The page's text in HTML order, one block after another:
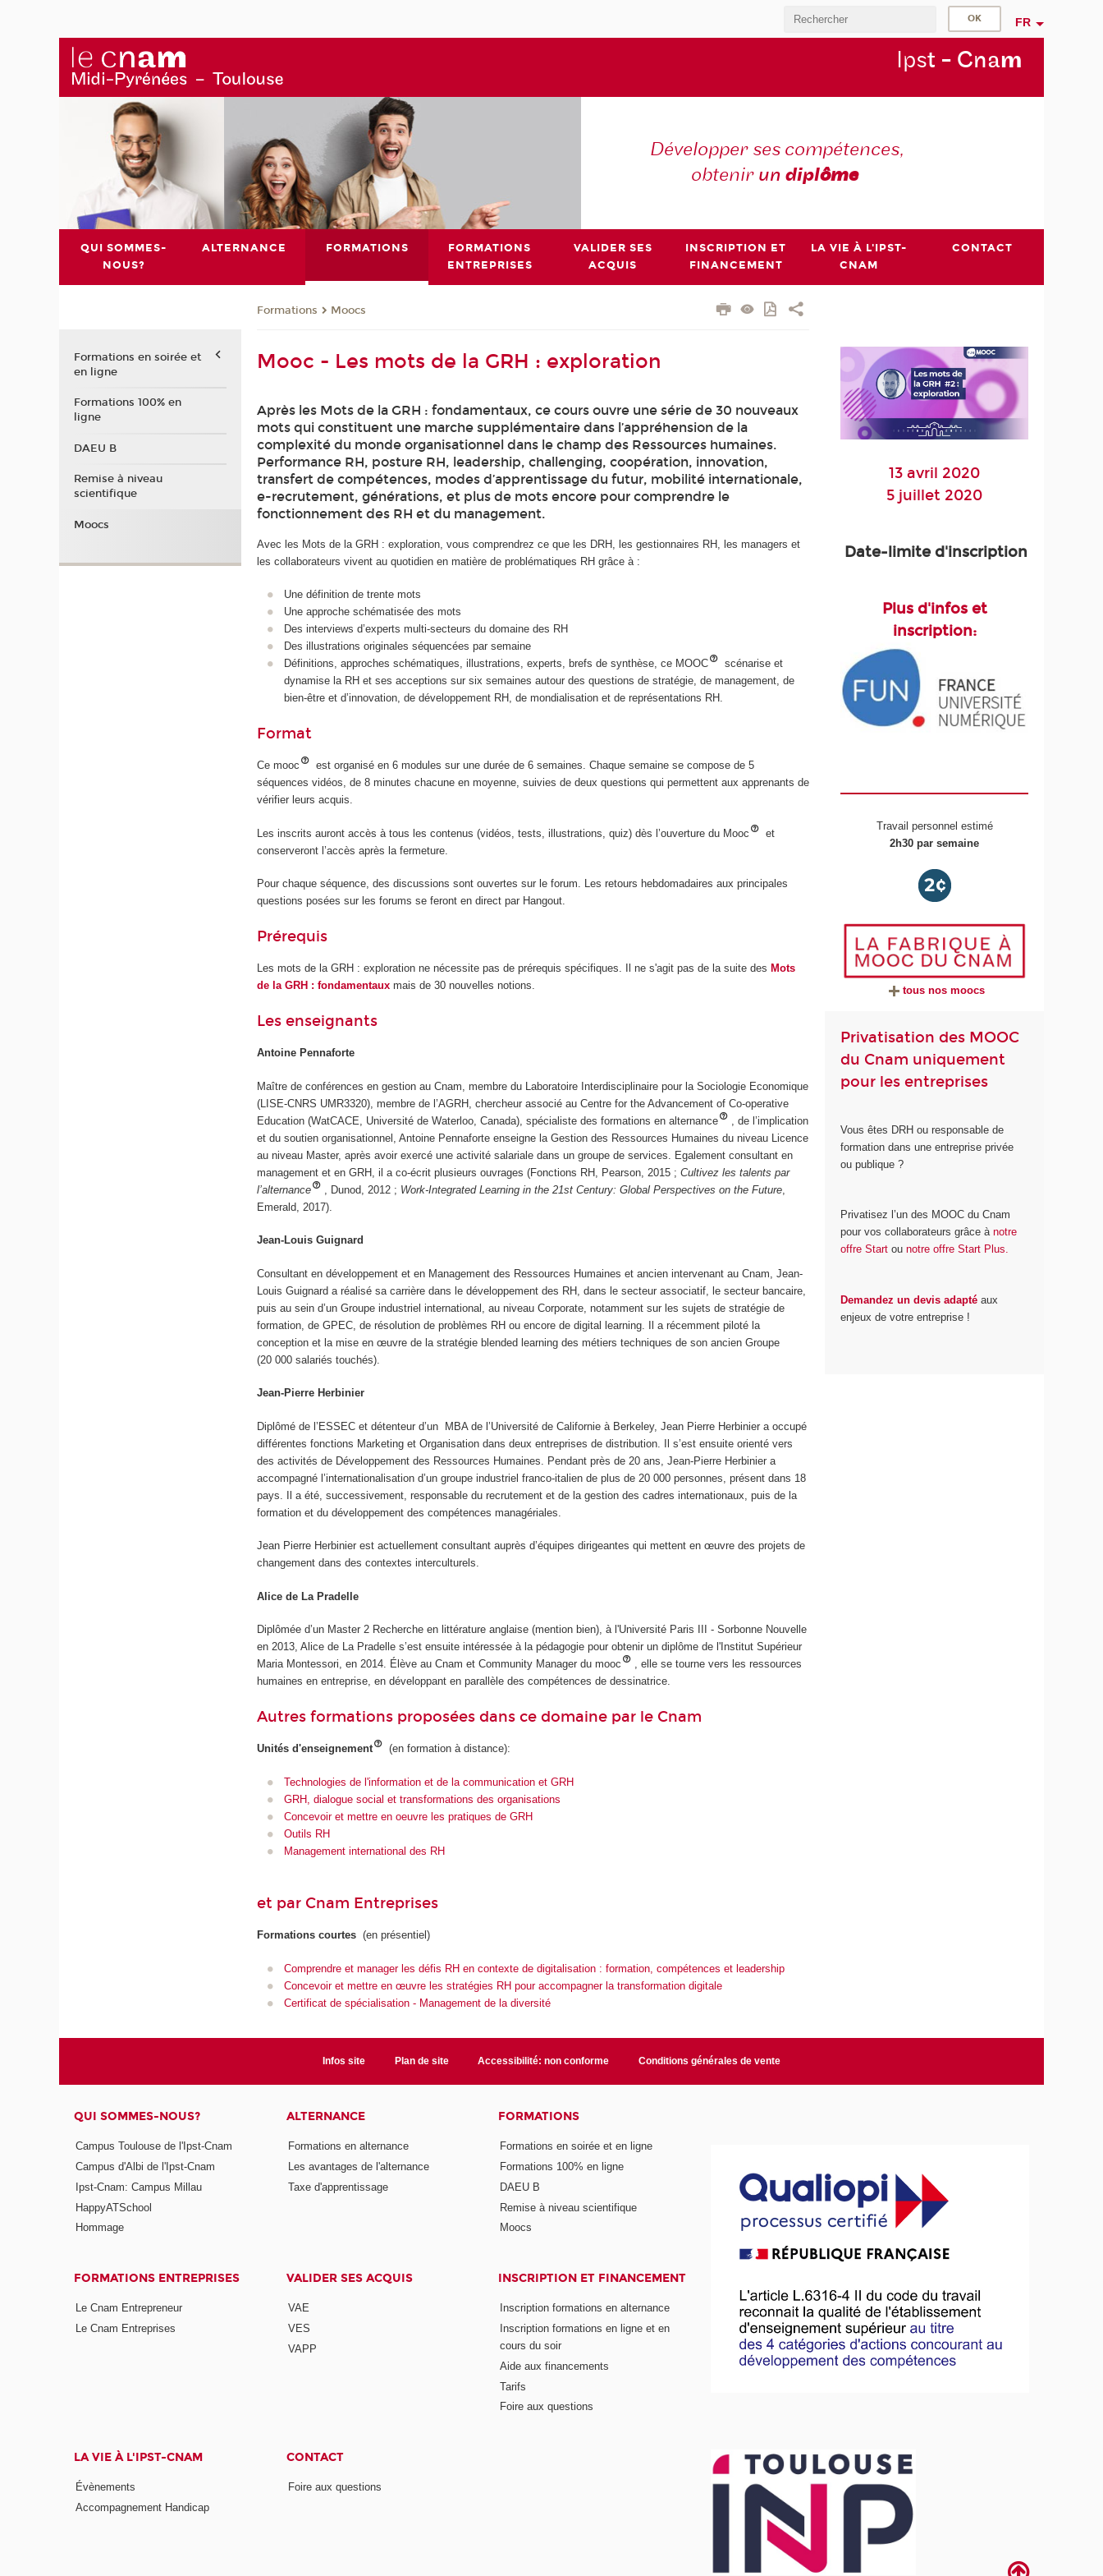
FR
Ipst - Cnam
Développer ses compétences,
obtenir undiplôme
QUI SOMMES-
NOUS?
ALTERNANCE FORMATIONS
FORMATIONS
ENTREPRISES
VALIDER SES
ACQUIS
INSCRIPTION ET
FINANCEMENT
LA VIE À L'IPST-
CNAM
CONTACT
Formations Moocs
Mooc - Les mots de la GRH : exploration
Après les Mots de la GRH : fondamentaux, ce cours ouvre une série de 30 nouveaux
mots qui constituent une marche supplémentaire dans l’appréhension de la
complexité du monde organisationnel dans le champ des Ressources humaines.
Performance RH, posture RH, leadership, challenging, coopération, innovation,
transfert de compétences, modes d’apprentissage du futur, mobilité internationale,
e-recrutement, générations, et plus de mots encore pour comprendre le
fonctionnement des RH et du management.
Avec les Mots de la GRH : exploration, vous comprendrez ce que les DRH, les gestionnaires RH, les managers et
les collaborateurs vivent au quotidien en matière de problématiques RH grâce à :
Une définition de trente mots
Une approche schématisée des mots
Des interviews d’experts multi-secteurs du domaine des RH
Des illustrations originales séquencées par semaine
Définitions, approches schématiques, illustrations, experts, brefs de synthèse, ce MOOC
scénarise et
dynamise la RH et ses acceptions sur six semaines autour des questions de stratégie, de management, de
bien-être et d’innovation, de développement RH, de mondialisation et de représentations RH.
Format
Ce mooc
est organisé en 6 modules sur une durée de 6 semaines. Chaque semaine se compose de 5
séquences vidéos, de 8 minutes chacune en moyenne, suivies de deux questions qui permettent aux apprenants de
vérifier leurs acquis.
Les inscrits auront accès à tous les contenus (vidéos, tests, illustrations, quiz) dès l’ouverture du Mooc
et
conserveront l’accès après la fermeture.
Pour chaque séquence, des discussions sont ouvertes sur le forum. Les retours hebdomadaires aux principales
questions posées sur les forums se feront en direct par Hangout.
Prérequis
Les mots de la GRH : exploration ne nécessite pas de prérequis spécifiques. Il ne s'agit pas de la suite des Mots
de la GRH : fondamentaux mais de 30 nouvelles notions.
Les enseignants
Antoine Pennaforte
Maître de conférences en gestion au Cnam, membre du Laboratoire Interdisciplinaire pour la Sociologie Economique
(LISE-CNRS UMR3320), membre de l’AGRH, chercheur associé au Centre for the Advancement of Co-operative
Education (WatCACE, Université de Waterloo, Canada), spécialiste des formations en alternance
, de l’implication
et du soutien organisationnel, Antoine Pennaforte enseigne la Gestion des Ressources Humaines du niveau Licence
au niveau Master, après avoir exercé une activité salariale dans un groupe de services. Egalement consultant en
management et en GRH, il a co-écrit plusieurs ouvrages (Fonctions RH, Pearson, 2015 ;Cultivez les talents par
l’alternance
, Dunod, 2012 ; Work-Integrated Learning in the 21st Century: Global Perspectives on the Future
Emerald, 2017).
Jean-Louis Guignard
Consultant en développement et en Management des Ressources Humaines et ancien intervenant au Cnam, Jean-
Louis Guignard a réalisé sa carrière dans le développement des RH, dans le secteur associatif, le secteur bancaire,
puis au sein d’un Groupe industriel international, au niveau Corporate, notamment sur les sujets de stratégie de
formation, de GPEC, de résolution de problèmes RH ou encore de digital learning. Il a récemment piloté la
conception et la mise en œuvre de la stratégie blended learning des métiers techniques de son ancien Groupe
(20 000 salariés touchés).
Jean-Pierre Herbinier
Diplômé de l’ESSEC et détenteur d’un MBA de l’Université de Californie à Berkeley, Jean Pierre Herbinier a occupé
différentes fonctions Marketing et Organisation dans deux entreprises de distribution. Il s’est ensuite orienté vers
des activités de Développement des Ressources Humaines. Pendant près de 20 ans, Jean-Pierre Herbinier a
accompagné l’internationalisation d’un groupe industriel franco-italien de plus de 20 000 personnes, présent dans 18
pays. Il a été, successivement, responsable du recrutement et de la gestion des cadres internationaux, puis de la
formation et du développement des compétences managériales.
Jean Pierre Herbinier est actuellement consultant auprès d’équipes dirigeantes qui mettent en œuvre des projets de
changement dans des contextes interculturels.
Alice de La Pradelle
Diplômée d’un Master 2 Recherche en littérature anglaise (mention bien), à l'Université Paris III - Sorbonne Nouvelle
en 2013, Alice de La Pradelle s’est ensuite intéressée à la pédagogie pour obtenir un diplôme de l'Institut Supérieur
Maria Montessori, en 2014. Élève au Cnam et Community Manager du mooc
, elle se tourne vers les ressources
humaines en entreprise, en développant en parallèle des compétences de dessinatrice.
Autres formations proposées dans ce domaine par le Cnam
Unités d'enseignement (en formation à distance):
Technologies de l'information et de la communication et GRH
GRH, dialogue social et transformations des organisations
Concevoir et mettre en oeuvre les pratiques de GRH
Outils RH
Management international des RH
et par Cnam Entreprises
Formations courtes(en présentiel)
Comprendre et manager les défis RH en contexte de digitalisation : formation, compétences et leadership
Concevoir et mettre en œuvre les stratégies RH pour accompagner la transformation digitale
Certificat de spécialisation - Management de la diversité
13 avril 2020
5 juillet 2020
Date-limite d'inscription
Plus d'infos et
inscription:
Travail personnel estimé
2h30 par semaine
tous nos moocs
Privatisation des MOOC
du Cnam uniquement
pour les entreprises
Vous êtes DRH ou responsable de
formation dans une entreprise privée
ou publique ?
Privatisez l’un des MOOC du Cnam
pour vos collaborateurs grâce ànotre
offre Start ounotre offre Start Plus.
Demandez un devis adapté aux
enjeux de votre entreprise !
Formations en soirée et
en ligne
Formations 100% en
ligne
DAEU B
Remise à niveau
scientifique
Moocs
Infos site Plan de site Accessibilité: non conforme Conditions générales de vente
QUI SOMMES-NOUS?
Campus Toulouse de l'Ipst-Cnam
Campus d'Albi de l'Ipst-Cnam
Ipst-Cnam: Campus Millau
HappyATSchool
Hommage
ALTERNANCE
Formations en alternance
Les avantages de l'alternance
Taxe d'apprentissage
FORMATIONS
Formations en soirée et en ligne
Formations 100% en ligne
DAEU B
Remise à niveau scientifique
Moocs
FORMATIONS ENTREPRISES
Le Cnam Entrepreneur
Le Cnam Entreprises
VALIDER SES ACQUIS
VAE
VES
VAPP
INSCRIPTION ET FINANCEMENT
Inscription formations en alternance
Inscription formations en ligne et en
cours du soir
Aide aux financements
Tarifs
Foire aux questions
LA VIE À L'IPST-CNAM
Évènements
Accompagnement Handicap
CONTACT
Foire aux questions